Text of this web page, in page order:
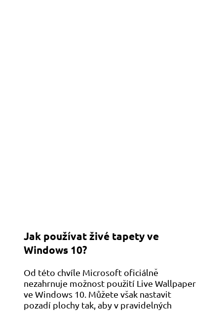
Jak používat živé tapety ve
Windows 10?
Od této chvíle Microsoft oficiálně
nezahrnuje možnost použití Live Wallpaper
ve Windows 10. Můžete však nastavit
pozadí plochy tak, aby v pravidelných